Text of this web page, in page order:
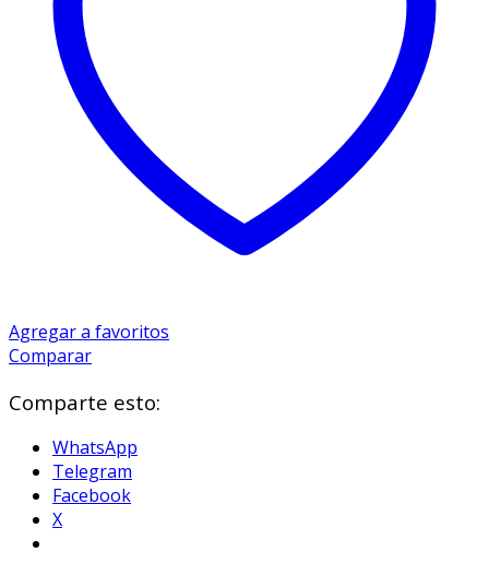
Agregar a favoritos
Comparar
Comparte esto:
WhatsApp
Telegram
Facebook
X